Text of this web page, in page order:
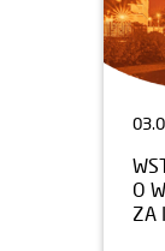
O
ZA